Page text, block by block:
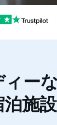
ィー
泊施設